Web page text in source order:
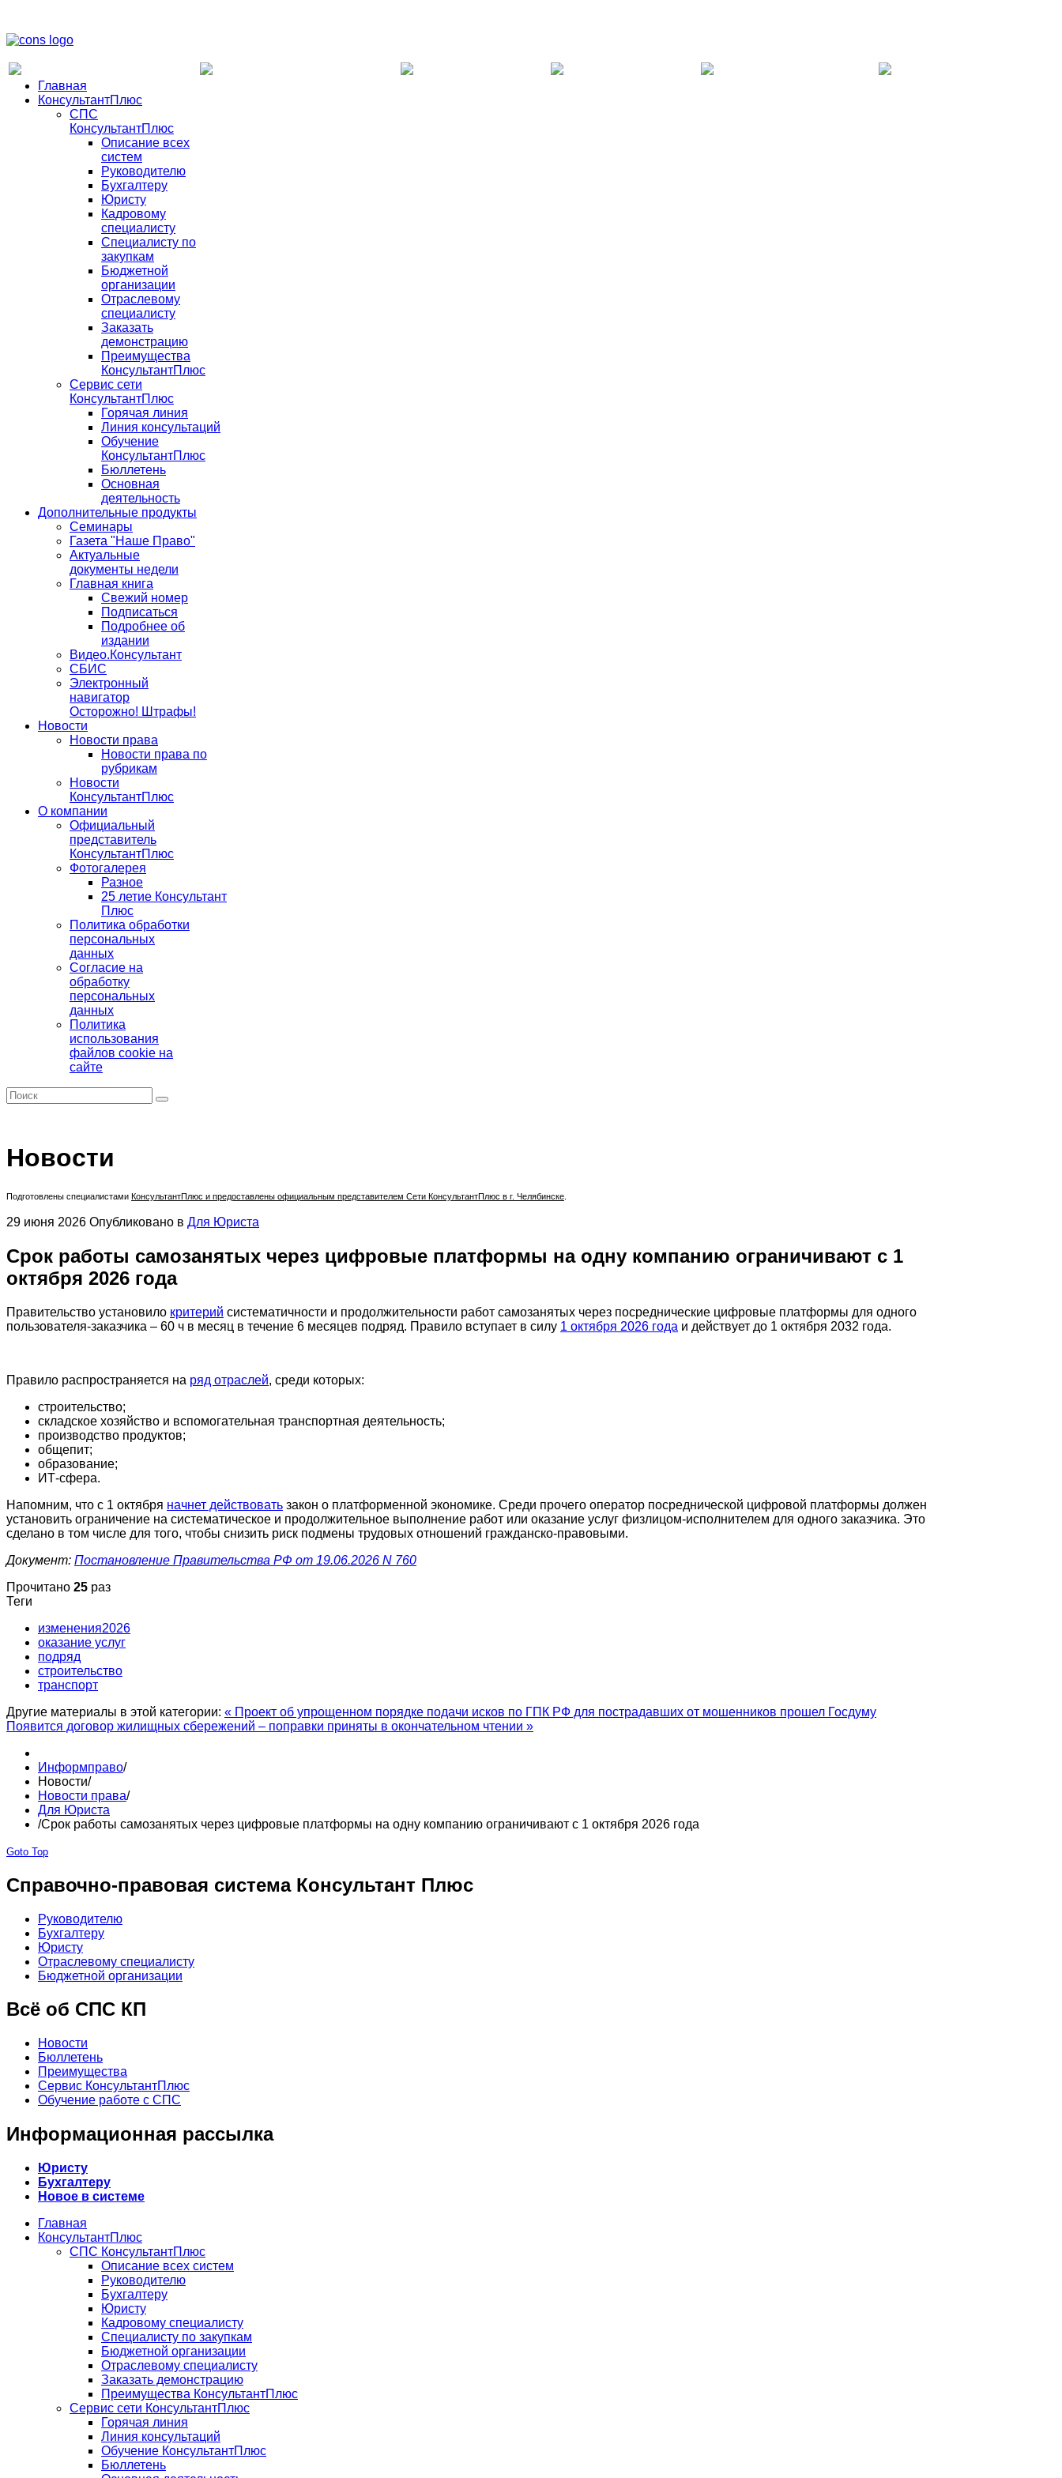
Главная
КонсультантПлюс
СПС
КонсультантПлюс
Описание всех
систем
Руководителю
Бухгалтеру
Юристу
Кадровому
специалисту
Специалисту по
закупкам
Бюджетной
организации
Отраслевому
специалисту
Заказать
демонстрацию
Преимущества
КонсультантПлюс
Сервис сети
КонсультантПлюс
Горячая линия
Линия консультаций
Обучение
КонсультантПлюс
Бюллетень
Основная
деятельность
Дополнительные продукты
Семинары
Газета "Наше Право"
Актуальные
документы недели
Главная книга
Свежий номер
Подписаться
Подробнее об
издании
Видео.Консультант
СБИС
Электронный
навигатор
Осторожно! Штрафы!
Новости
Новости права
Новости права по
рубрикам
Новости
КонсультантПлюс
О компании
Официальный
представитель
КонсультантПлюс
Фотогалерея
Разное
25 летие Консультант
Плюс
Политика обработки
персональных
данных
Согласие на
обработку
персональных
данных
Политика
использования
файлов cookie на
сайте
Новости
Подготовлены специалистами КонсультантПлюс и предоставлены официальным представителем Сети КонсультантПлюс в г. Челябинске
29 июня 2026 Опубликовано в Для Юриста
Срок работы самозанятых через цифровые платформы на одну компанию ограничивают с 1
октября 2026 года
Правительство установило критерий систематичности и продолжительности работ самозанятых через посреднические цифровые платформы для одного
пользователя-заказчика – 60 ч в месяц в течение 6 месяцев подряд. Правило вступает в силу 1 октября 2026 года и действует до 1 октября 2032 года.
Правило распространяется на ряд отраслей, среди которых:
строительство;
складское хозяйство и вспомогательная транспортная деятельность;
производство продуктов;
общепит;
образование;
ИТ-сфера.
Напомним, что с 1 октября начнет действовать закон о платформенной экономике. Среди прочего оператор посреднической цифровой платформы должен
установить ограничение на систематическое и продолжительное выполнение работ или оказание услуг физлицом-исполнителем для одного заказчика. Это
сделано в том числе для того, чтобы снизить риск подмены трудовых отношений гражданско-правовыми.
Документ: Постановление Правительства РФ от 19.06.2026 N 760
Прочитано 25 раз
Теги
изменения2026
оказание услуг
подряд
строительство
транспорт
Другие материалы в этой категории: « Проект об упрощенном порядке подачи исков по ГПК РФ для пострадавших от мошенников прошел Госдуму
Появится договор жилищных сбережений – поправки приняты в окончательном чтении »
Информправо/
Новости/
Новости права/
Для Юриста
/Срок работы самозанятых через цифровые платформы на одну компанию ограничивают с 1 октября 2026 года
Goto Top
Справочно-правовая система Консультант Плюс
Руководителю
Бухгалтеру
Юристу
Отраслевому специалисту
Бюджетной организации
Всё об СПС КП
Новости
Бюллетень
Преимущества
Сервис КонсультантПлюс
Обучение работе с СПС
Информационная рассылка
Юристу
Бухгалтеру
Новое в системе
Главная
КонсультантПлюс
СПС КонсультантПлюс
Описание всех систем
Руководителю
Бухгалтеру
Юристу
Кадровому специалисту
Специалисту по закупкам
Бюджетной организации
Отраслевому специалисту
Заказать демонстрацию
Преимущества КонсультантПлюс
Сервис сети КонсультантПлюс
Горячая линия
Линия консультаций
Обучение КонсультантПлюс
Бюллетень